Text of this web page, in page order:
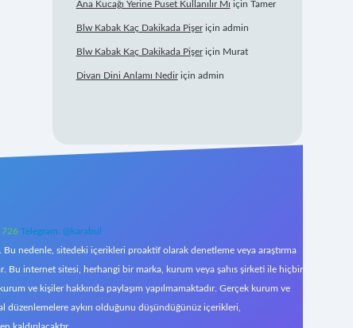
Ana Kucağı Yerine Puset Kullanılır Mı için Tamer
Blw Kabak Kaç Dakikada Pişeriçin admin
Blw Kabak Kaç Dakikada Pişeriçin Murat
Divan Dini Anlamı Nediriçin admin
726 Telegram: @karabul
nedenle, sitedeki içerikleri proaktif olarak denetleme veya araştırma
Bu internet sitesi, herhangi bir marka, kurum veya şahıs şirketi ile hiçbir
ve kişiler hakkında paylaşım yapılmamaktadır. Gerçek kurum ve
aykırı olduğunu düşündüğünüz içerikleri,